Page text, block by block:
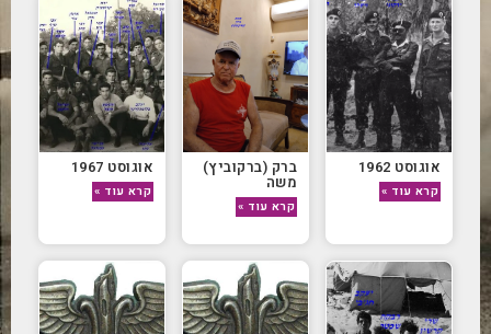
אוגוסט 1962
קרא עוד »
ברק (ברקוביץ)
משה
קרא עוד »
אוגוסט 1967
קרא עוד »